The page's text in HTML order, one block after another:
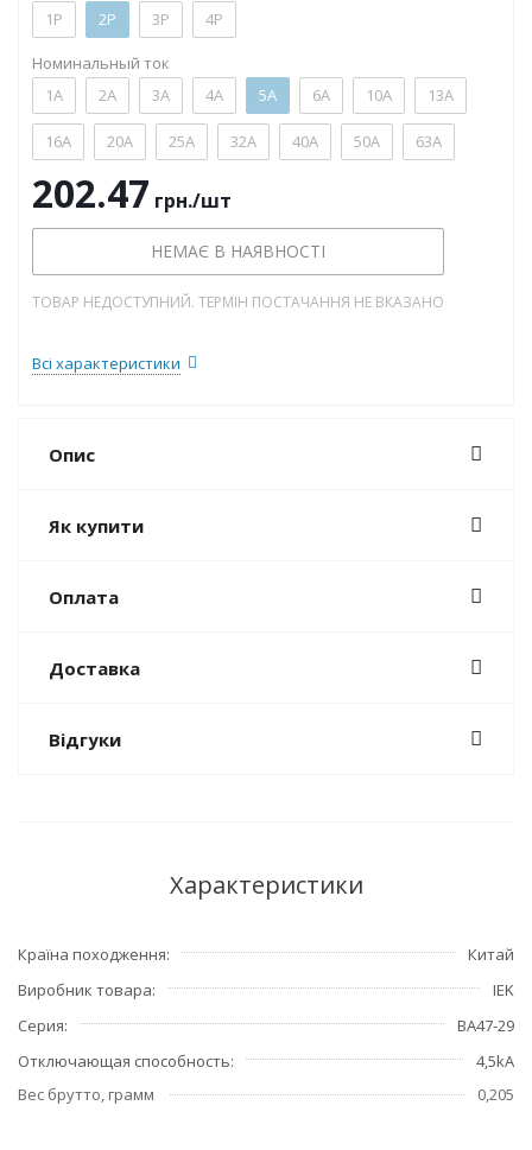
1P
2P 3P 4P
Номинальный ток
1А
2А 3А 4А 5А 6А 10А 13А
16А 20А 25А 32А 40А 50А 63А
202.47 грн./шт
НЕМАЄ В НАЯВНОСТІ
ТОВАР НЕДОСТУПНИЙ. ТЕРМІН ПОСТАЧАННЯ НЕ ВКАЗАНО
Всі характеристики
Опис
Як купити
Оплата
Доставка
Відгуки
Характеристики
Країна походження
Китай
Виробник товара
IEK
Серия
ВА47-29
Отключающая способность
4,5kA
Вес брутто, грамм
0,205